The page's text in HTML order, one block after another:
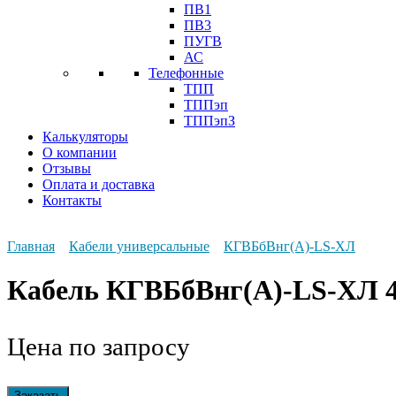
ПВ1
ПВ3
ПУГВ
АС
Телефонные
ТПП
ТППэп
ТППэпЗ
Калькуляторы
О компании
Отзывы
Оплата и доставка
Контакты
Главная Кабели универсальные КГВБбВнг(А)-LS-ХЛ
Кабель КГВБбВнг(А)-LS-ХЛ
Цена по запросу